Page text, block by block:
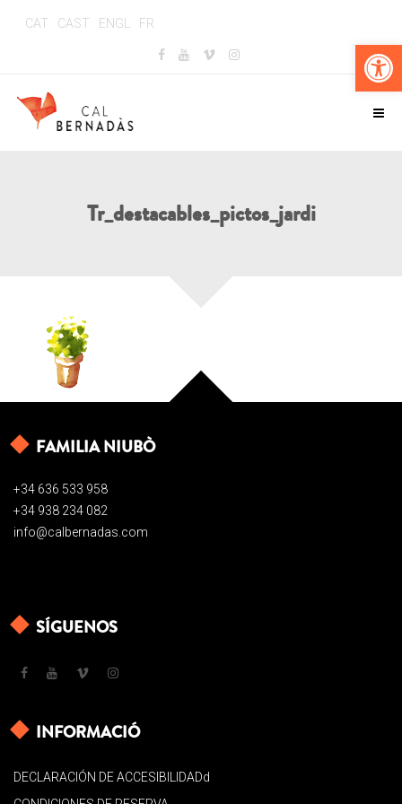
CAT CAST ENGL FR
Tr_destacables_pictos_jardi
FAMILIA NIUBÒ
+34 636 533 958
+34 938 234 082
info@calbernadas.com
SÍGUENOS
INFORMACIÓ
DECLARACIÓN DE ACCESIBILIDADd